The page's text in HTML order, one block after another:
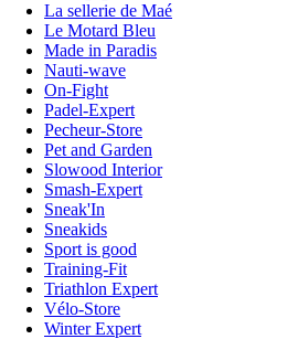
La sellerie de Maé
Le Motard Bleu
Made in Paradis
Nauti-wave
On-Fight
Padel-Expert
Pecheur-Store
Pet and Garden
Slowood Interior
Smash-Expert
Sneak'In
Sneakids
Sport is good
Training-Fit
Triathlon Expert
Vélo-Store
Winter Expert